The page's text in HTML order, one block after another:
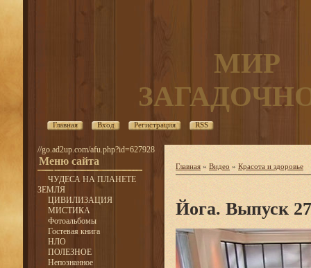
МИР
Главная Вход Регистрация RSS
//go.ad2up.com/afu.php?id=627928
Меню сайта
ЧУДЕСА НА ПЛАНЕТЕ
ЗЕМЛЯ
ЦИВИЛИЗАЦИЯ
МИСТИКА
Фотоальбомы
Гостевая книга
НЛО
ПОЛЕЗНОЕ
Непознанное
Главная » Видео » Красота и здоровье
Йога. Выпуск 27